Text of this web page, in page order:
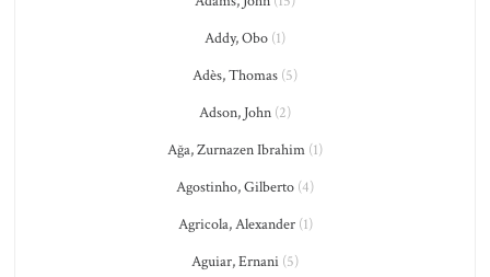
Addy, Obo (1)
Adès, Thomas (5)
Adson, John (2)
Ağa, Zurnazen Ibrahim (1)
Agostinho, Gilberto (4)
Agricola, Alexander(1)
Aguiar, Ernani (5)